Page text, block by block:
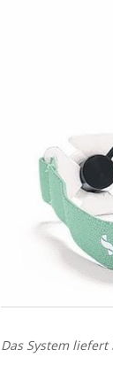
Das System